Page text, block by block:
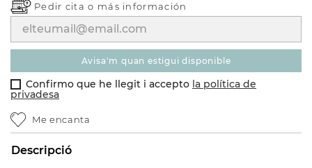
Pedir cita o más información
avisa'm quan estigui disponible
Confirmo que he llegit i accepto la política de
privadesa
Me encanta
Descripció